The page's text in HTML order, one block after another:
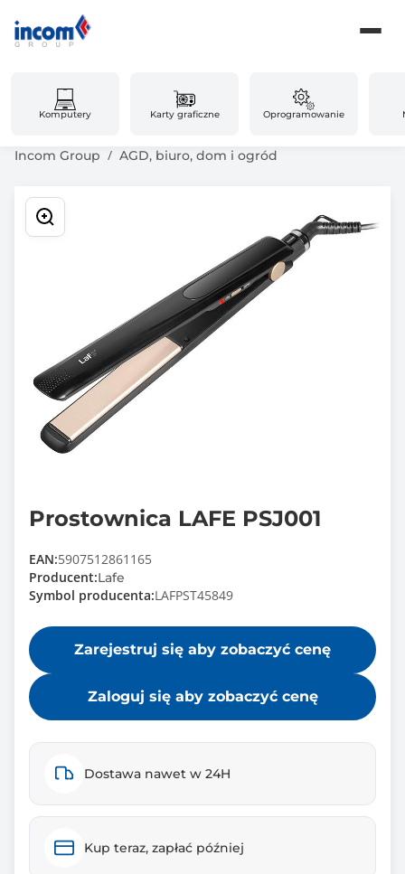
Komputery Karty graficzne Oprogramowanie
Incom Group AGD, biuro, dom i ogród
Prostownica LAFE PSJ001
EAN:5907512861165
Producent:Lafe
Symbol producenta:LAFPST45849
Zarejestruj się aby zobaczyć cenę
Zaloguj się aby zobaczyć cenę
Dostawa nawet w 24H
Kup teraz, zapłać później